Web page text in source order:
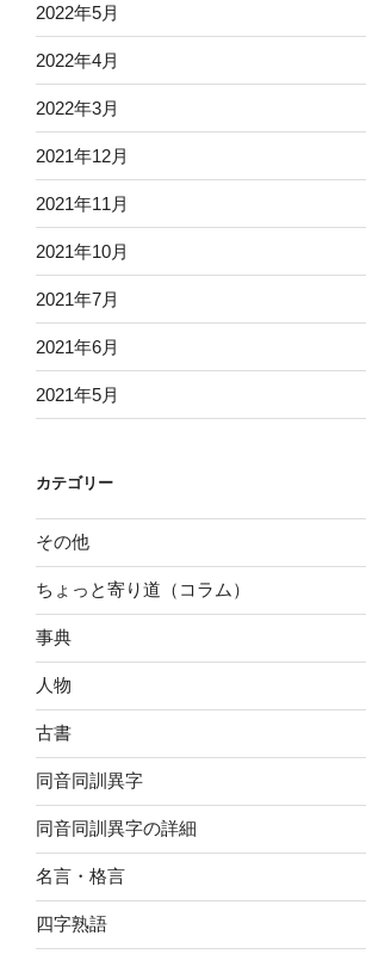
2022年5月
2022年4月
2022年3月
2021年12月
2021年11月
2021年10月
2021年7月
2021年6月
2021年5月
カテゴリー
その他
ちょっと寄り道（コラム）
事典
人物
古書
同音同訓異字
同音同訓異字の詳細
名言・格言
四字熟語